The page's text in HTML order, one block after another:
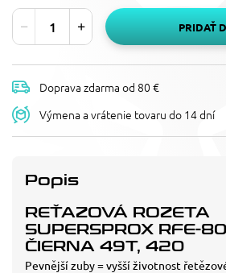
PRIDAŤ
Doprava zdarma od 80 €
Výmena a vrátenie tovaru do 14 dní
Popis
REŤAZOVÁ ROZETA
SUPERSPROX RFE-
ČIERNA 49T, 420
Pevnější zuby = vyšší životnost